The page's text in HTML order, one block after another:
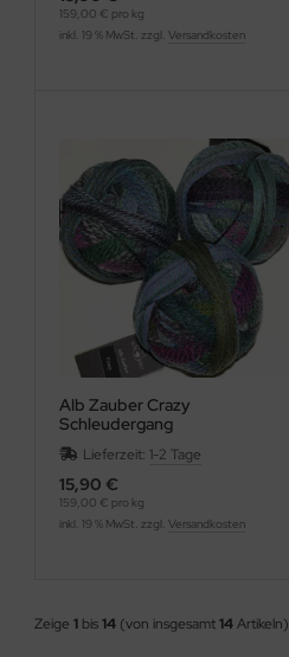
159,00 € pro kg
inkl. 19 % MwSt. zzgl. Versandkosten
Alb Zauber Crazy
Schleudergang
Lieferzeit: 1-2 Tage
15,90 €
159,00 € pro kg
inkl. 19 % MwSt. zzgl. Versandkosten
Zeige 1 bis14 (von insgesamt14Artikeln)